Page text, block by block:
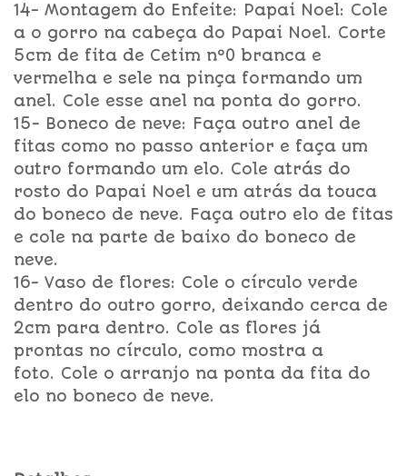
14- Montagem do Enfeite: Papai Noel: Cole
a o gorro na cabeça do Papai Noel. Corte
5cm de fita de Cetim nº0 branca e
vermelha e sele na pinça formando um
anel. Cole esse anel na ponta do gorro.
15- Boneco de neve: Faça outro anel de
fitas como no passo anterior e faça um
outro formando um elo. Cole atrás do
rosto do Papai Noel e um atrás da touca
do boneco de neve. Faça outro elo de fitas
e cole na parte de baixo do boneco de
neve.
16- Vaso de flores: Cole o círculo verde
dentro do outro gorro, deixando cerca de
2cm para dentro. Cole as flores já
prontas no círculo, como mostra a
foto. Cole o arranjo na ponta da fita do
elo no boneco de neve.